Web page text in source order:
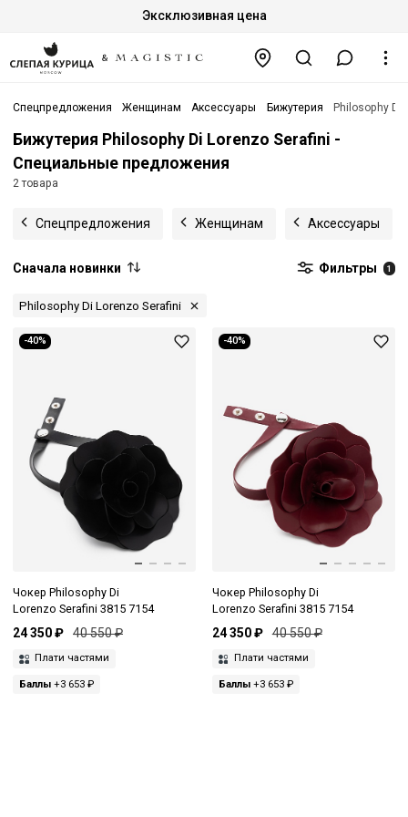
Эксклюзивная цена
Спецпредложения Женщинам Аксессуары Бижутерия Philosophy Di
Бижутерия Philosophy Di Lorenzo Serafini -
Специальные предложения
2 товара
Спецпредложения Женщинам Аксессуары
Сначала новинки Фильтры 1
Philosophy Di Lorenzo Serafini
-40%
Чокер Philosophy Di
Lorenzo Serafini 3815 7154
24 350 ₽ 40 550 ₽
Плати частями
Баллы +3 653 ₽
-40%
Чокер Philosophy Di
Lorenzo Serafini 3815 7154
24 350 ₽ 40 550 ₽
Плати частями
Баллы+3 653 ₽